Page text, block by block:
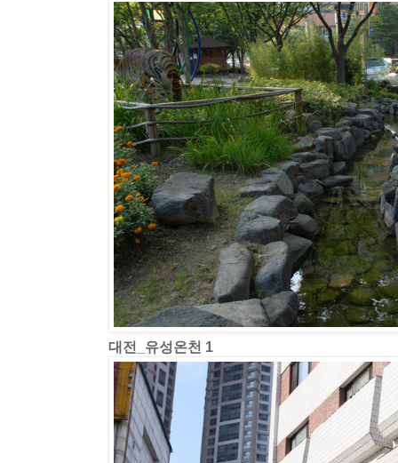
대전_유성온천 1